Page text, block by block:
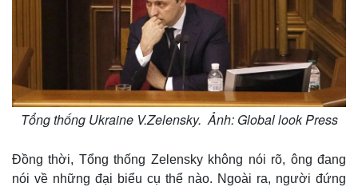
Tổng thống Ukraine V.Zelensky. Ảnh: Global look Press
Đồng thời, Tổng thống Zelensky không nói rõ, ông đang
nói về những đại biểu cụ thể nào. Ngoài ra, người đứng